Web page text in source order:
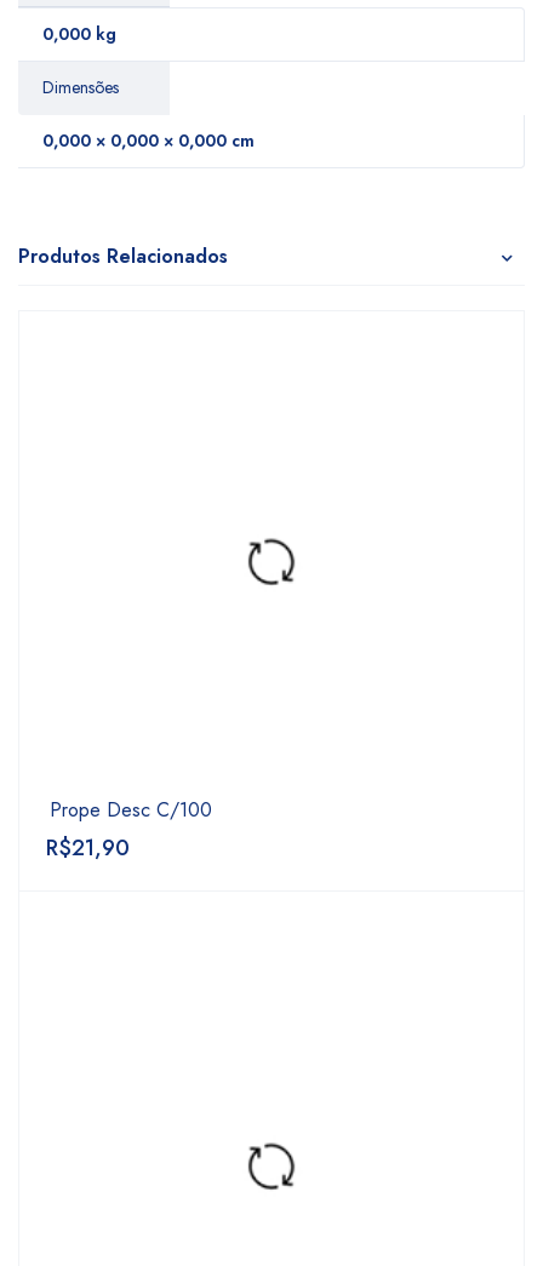
0,000 kg
Dimensões
0,000 × 0,000 × 0,000 cm
Produtos Relacionados
Prope Desc C/100
R$21,90